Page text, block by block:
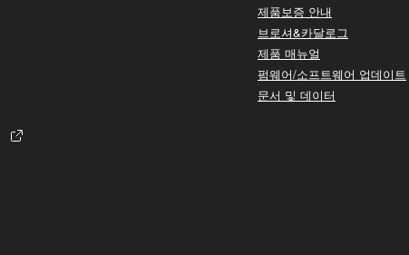
제품보증 안내
브로셔&카달로그
제품 매뉴얼
펌웨어/소프트웨어 업데이트
문서 및 데이터